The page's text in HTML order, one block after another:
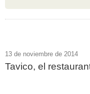
13 de noviembre de 2014
Tavico, el